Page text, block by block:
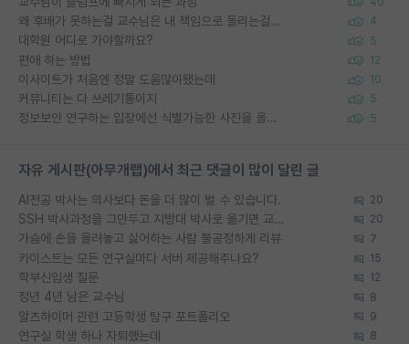
왜 후배가 못하는걸 교수님은 내 책임으로 돌리는걸까요? 4
대학원 어디로 가야할까요? 5
편애 하는 방법 12
이사이트가 처음엔 정말 도움많이됐는데 10
커뮤니티는 다 쓰레기통이지 5
정보보안 연구하는 입장에선 식별가능한 사진을 올리는건 비추이긴함 5
자유 게시판(아무개랩)에서 최근 댓글이 많이 달린 글
AI전공 박사는 의사보다 돈을 더 많이 벌 수 있습니다. 20
SSH 박사과정을 그만두고 지방대 박사로 옮기면 교수의 꿈은 끝일까요? 20
가슴에 손을 올려놓고 싫어하는 사람 불공정하게 리뷰 7
카이스트는 모든 연구실마다 서버 제공해주나요? 15
학부신입생 질문 12
정년 4년 남은 교수님 8
알츠하이머 관련 고등학생 탐구 포트폴리오 9
연구실 학생 하나 자퇴했는데 8